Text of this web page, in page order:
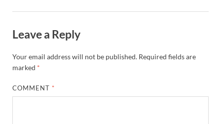
Leave a Reply
Your email address will not be published. Required fields are
marked *
COMMENT *